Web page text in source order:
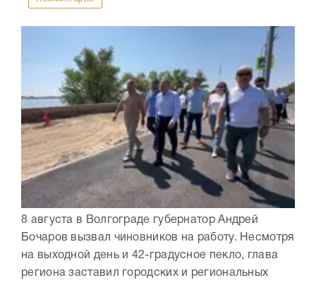
8 августа в Волгограде губернатор Андрей
Бочаров вызвал чиновников на работу. Несмотря
на выходной день и 42-градусное пекло, глава
региона заставил городских и региональных